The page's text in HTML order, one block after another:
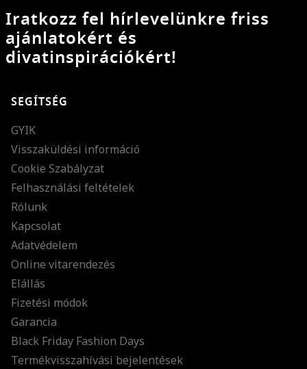
Iratkozz fel hírlevelünkre friss
ajánlatokért és
divatinspirációkért!
SEGÍTSÉG
GYIK
Visszaküldési információ
Cookie Szabályzat
Felhasználási feltételek
Rólunk
Kapcsolat
Adatvédelem
Online vitarendezés
Elállás
Fizetési módok
Garancia
Black Friday Fashion Days
Termékvisszahívási bejelentések